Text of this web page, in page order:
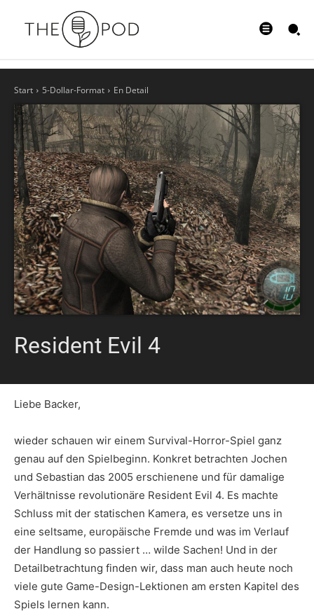
Start 5-Dollar-Format En Detail
Resident Evil 4
Liebe Backer,
wieder schauen wir einem Survival-Horror-Spiel ganz
genau auf den Spielbeginn. Konkret betrachten Jochen
und Sebastian das 2005 erschienene und für damalige
Verhältnisse revolutionäre Resident Evil 4. Es machte
Schluss mit der statischen Kamera, es versetze uns in
eine seltsame, europäische Fremde und was im Verlauf
der Handlung so passiert … wilde Sachen! Und in der
Detailbetrachtung finden wir, dass man auch heute noch
viele gute Game-Design-Lektionen am ersten Kapitel des
Spiels lernen kann.